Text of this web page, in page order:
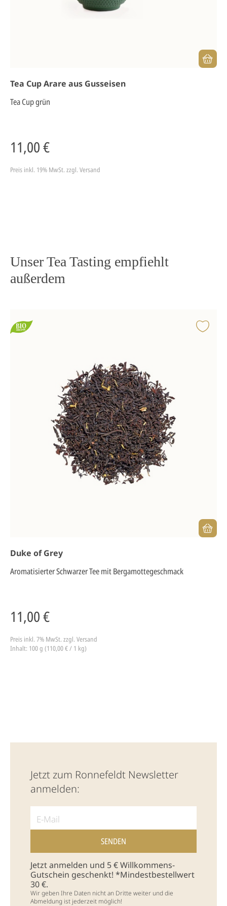
Tea Cup Arare aus Gusseisen
Tea Cup grün
11,00 €
Preis inkl. 19% MwSt. zzgl. Versand
Unser Tea Tasting empfiehlt
außerdem
Duke of Grey
Aromatisierter Schwarzer Tee mit Bergamottegeschmack
11,00 €
Preis inkl. 7% MwSt. zzgl. Versand
Inhalt: 100 g (110,00 € / 1 kg)
Jetzt zum Ronnefeldt Newsletter
anmelden:
Jetzt anmelden und 5 € Willkommens-
Gutschein geschenkt! *Mindestbestellwert
30 €.
Wir geben Ihre Daten nicht an Dritte weiter und die
Abmeldung ist jederzeit möglich!